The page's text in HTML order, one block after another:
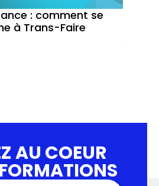
: comment se
à Trans-Faire
AU COEUR